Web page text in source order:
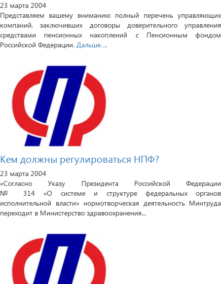
23 марта 2004
Представляем вашему вниманию полный перечень управляющих
компаний, заключивших договоры доверительного управления
средствами пенсионных накоплений с Пенсионным фондом
Российской Федерации. Дальше….
Кем должны регулироваться НПФ?
23 марта 2004
«Согласно Указу Президента Российской Федерации
№ 314 «О системе и структуре федеральных органов
исполнительной власти» нормотворческая деятельность Минтруда
переходит в Министерство здравоохранения...